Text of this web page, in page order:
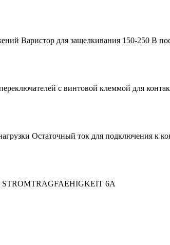
Варистор для защелкивания 150-250 В
с винтовой клеммой для
Остаточный ток для подключения к
6A